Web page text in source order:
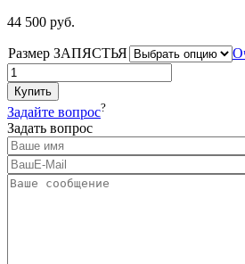
44 500 руб.
Размер ЗАПЯСТЬЯ
Купить
Задайте вопрос?
Задать вопрос